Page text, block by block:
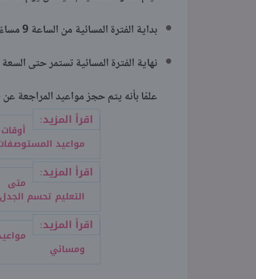
بداية الفترة المسائية من الساعة 9 مساءً.
نهاية الفترة المسائية تستمر حتى السعة 1 صباحًا.
علمًا بأنه يتم حجز مواعيد المراجعة
اقرأ المزيد:
مواعيد
اقرأ المزيد:
التعليم تحسم الجدل
اقرأ المزيد:
ومسائي